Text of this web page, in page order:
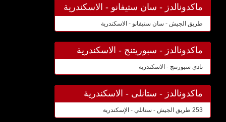
ماكدونالدز - سان ستيفانو - الاسكندرية
طريق الجيش - سان ستيفانو - الاسكندرية
ماكدونالدز - سبوريتنج - الاسكندرية
نادي سبورتنج - الاسكندرية
ماكدونالدز - ستانلى - الاسكندرية
253 طريق الجيش - ستانلي - الإسكندرية